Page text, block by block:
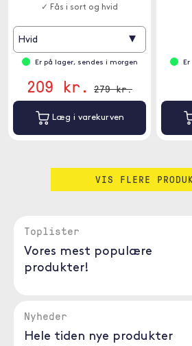
✓ Fås i sort og hvid
Hvid ▾
Er på lager, sendes i morgen
209 kr. 279 kr.
Læg i varekurven
VIS FLERE
Toplister
Vores mest populære
produkter!
Nyheder
Hele tiden nye produkter